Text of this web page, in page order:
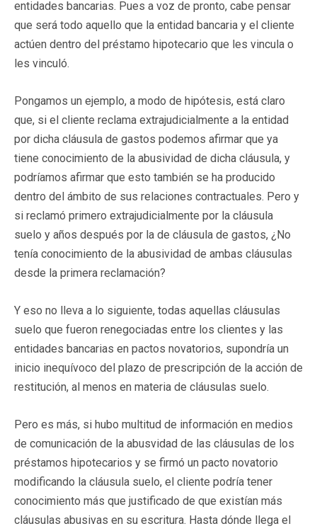
entidades bancarias. Pues a voz de pronto, cabe pensar
que será todo aquello que la entidad bancaria y el cliente
actúen dentro del préstamo hipotecario que les vincula o
les vinculó.
Pongamos un ejemplo, a modo de hipótesis, está claro
que, si el cliente reclama extrajudicialmente a la entidad
por dicha cláusula de gastos podemos afirmar que ya
tiene conocimiento de la abusividad de dicha cláusula, y
podríamos afirmar que esto también se ha producido
dentro del ámbito de sus relaciones contractuales. Pero y
si reclamó primero extrajudicialmente por la cláusula
suelo y años después por la de cláusula de gastos, ¿No
tenía conocimiento de la abusividad de ambas cláusulas
desde la primera reclamación?
Y eso no lleva a lo siguiente, todas aquellas cláusulas
suelo que fueron renegociadas entre los clientes y las
entidades bancarias en pactos novatorios, supondría un
inicio inequívoco del plazo de prescripción de la acción de
restitución, al menos en materia de cláusulas suelo.
Pero es más, si hubo multitud de información en medios
de comunicación de la abusvidad de las cláusulas de los
préstamos hipotecarios y se firmó un pacto novatorio
modificando la cláusula suelo, el cliente podría tener
conocimiento más que justificado de que existían más
cláusulas abusivas en su escritura. Hasta dónde llega el